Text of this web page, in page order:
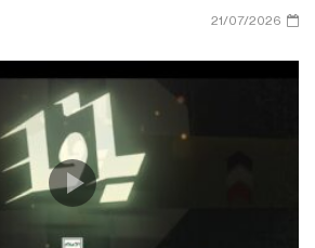
21/07/2026